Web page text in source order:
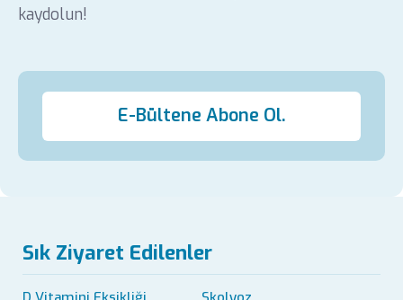
kaydolun!
E-Bültene Abone Ol.
Sık Ziyaret Edilenler